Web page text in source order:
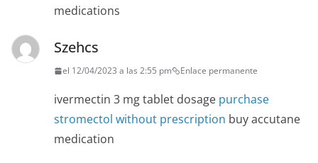
medications
Szehcs
el 12/04/2023 a las 2:55 pm Enlace permanente
ivermectin 3 mg tablet dosage purchase
stromectol without prescription buy accutane
medication